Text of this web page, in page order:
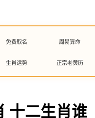
免费取名 周易算命
生肖运势 正宗老黄历
十二生肖谁